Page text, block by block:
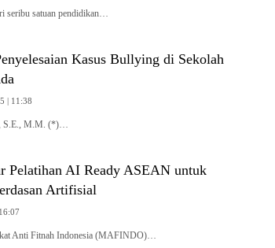
seribu satuan pendidikan…
Kasus Bullying di Sekolah
| 11:38
S.E., M.M. (*)…
Pelatihan AI Ready ASEAN untuk
Artifisial
Anti Fitnah Indonesia (MAFINDO)…